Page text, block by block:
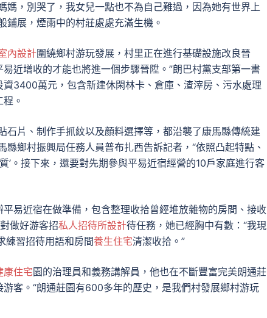
媽，別哭了，我女兒一點也不為自己難過，因為她有世界上
鋪展，煙雨中的村莊處處充滿生機。
內設計圍繞鄉村游玩發展，村里正在進行基礎設施改良晉
近增收的才能也將進一個步驟晉陞。”朗巴村黨支部第一書
3400萬元，包含新建休閑林卡、倉庫、渣滓房、污水處理
。
石片、制作手抓紋以及顏料選擇等，都沿襲了康馬縣傳統建
鄉村振興局任務人員普布扎西告訴記者，“依照凸起特點、
’。接下來，還要對先期參與平易近宿經營的10戶家庭進行客
易近宿在做準備，包含整理收拾曾經堆放雜物的房間、接收
做好游客招私人招待所設計待任務，她已經胸中有數：“我現
練習招待用語和房間養生住宅清潔收拾。”
康住宅園的治理員和義務講解員，他也在不斷豐富完美朗通莊
客。“朗通莊園有600多年的歷史，是我們村發展鄉村游玩